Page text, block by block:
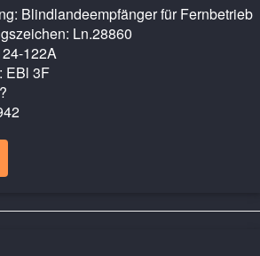
Blindlandeempfänger für Fernbetrieb
Ln.28860
122A
EBl 3F